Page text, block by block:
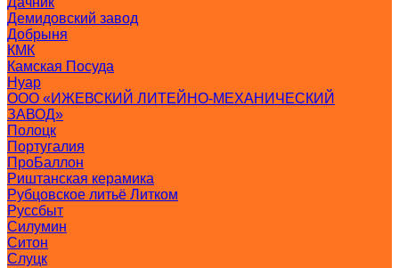
Демидовский завод
Добрыня
КМК
Камская Посуда
Нуар
ООО «ИЖЕВСКИЙ ЛИТЕЙНО-МЕХАНИЧЕСКИЙ
ЗАВОД»
Полоцк
Португалия
ПроБаллон
Риштанская керамика
Рубцовское литьё Литком
Руссбыт
Силумин
Ситон
Слуцк